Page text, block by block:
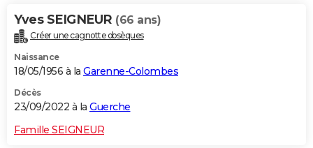
Yves SEIGNEUR (66 ans)
Créer une cagnotte obsèques
Naissance
18/05/1956 à la Garenne-Colombes
Décès
23/09/2022 à la Guerche
Famille SEIGNEUR